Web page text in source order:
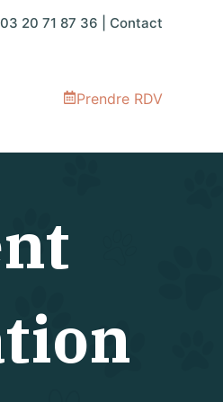
03 20 71 87 36 Contact
Prendre RDV